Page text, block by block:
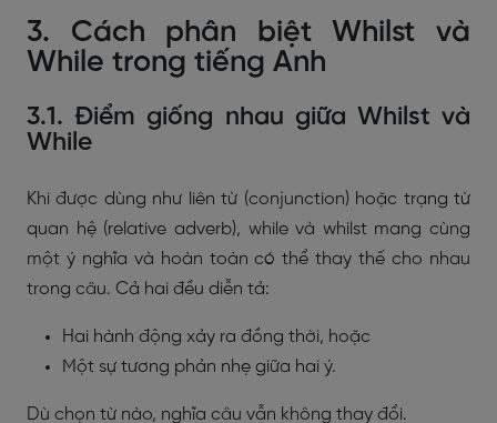
3. Cách phân biệt Whilst và
While trong tiếng Anh
3.1. Điểm giống nhau giữa Whilst và
While
Khi được dùng như liên từ (conjunction) hoặc trạng từ
quan hệ (relative adverb), while và whilst mang cùng
một ý nghĩa và hoàn toàn có thể thay thế cho nhau
trong câu. Cả hai đều diễn tả:
Hai hành động xảy ra đồng thời, hoặc
Một sự tương phản nhẹ giữa hai ý.
Dù chọn từ nào, nghĩa câu vẫn không thay đổi.